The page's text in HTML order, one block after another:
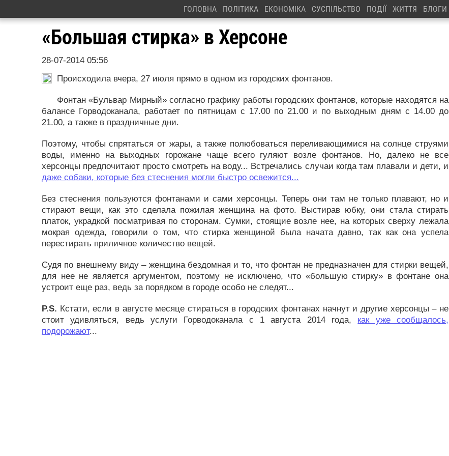
ГОЛОВНА ПОЛІТИКА ЕКОНОМІКА СУСПІЛЬСТВО ПОДІЇ ЖИТТЯ БЛОГИ
«Большая стирка» в Херсоне
28-07-2014 05:56
Происходила вчера, 27 июля прямо в одном из городских фонтанов.
Фонтан «Бульвар Мирный» согласно графику работы городских фонтанов, которые находятся на
балансе Горводоканала, работает по пятницам с 17.00 по 21.00 и по выходным дням с 14.00 до
21.00, а также в праздничные дни.
Поэтому, чтобы спрятаться от жары, а также полюбоваться переливающимися на солнце струями
воды, именно на выходных горожане чаще всего гуляют возле фонтанов. Но, далеко не все
херсонцы предпочитают просто смотреть на воду... Встречались случаи когда там плавали и дети, и
даже собаки, которые без стеснения могли быстро освежится...
Без стеснения пользуются фонтанами и сами херсонцы. Теперь они там не только плавают, но и
стирают вещи, как это сделала пожилая женщина на фото. Выстирав юбку, они стала стирать
платок, украдкой посматривая по сторонам. Сумки, стоящие возле нее, на которых сверху лежала
мокрая одежда, говорили о том, что стирка женщиной была начата давно, так как она успела
перестирать приличное количество вещей.
Судя по внешнему виду – женщина бездомная и то, что фонтан не предназначен для стирки вещей,
для нее не является аргументом, поэтому не исключено, что «большую стирку» в фонтане она
устроит еще раз, ведь за порядком в городе особо не следят...
P.S. Кстати, если в августе месяце стираться в городских фонтанах начнут и другие херсонцы – не
стоит удивляться, ведь услуги Горводоканала с 1 августа 2014 года, как уже сообщалось,
подорожают...